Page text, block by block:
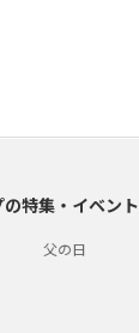
特集・イベント
父の日